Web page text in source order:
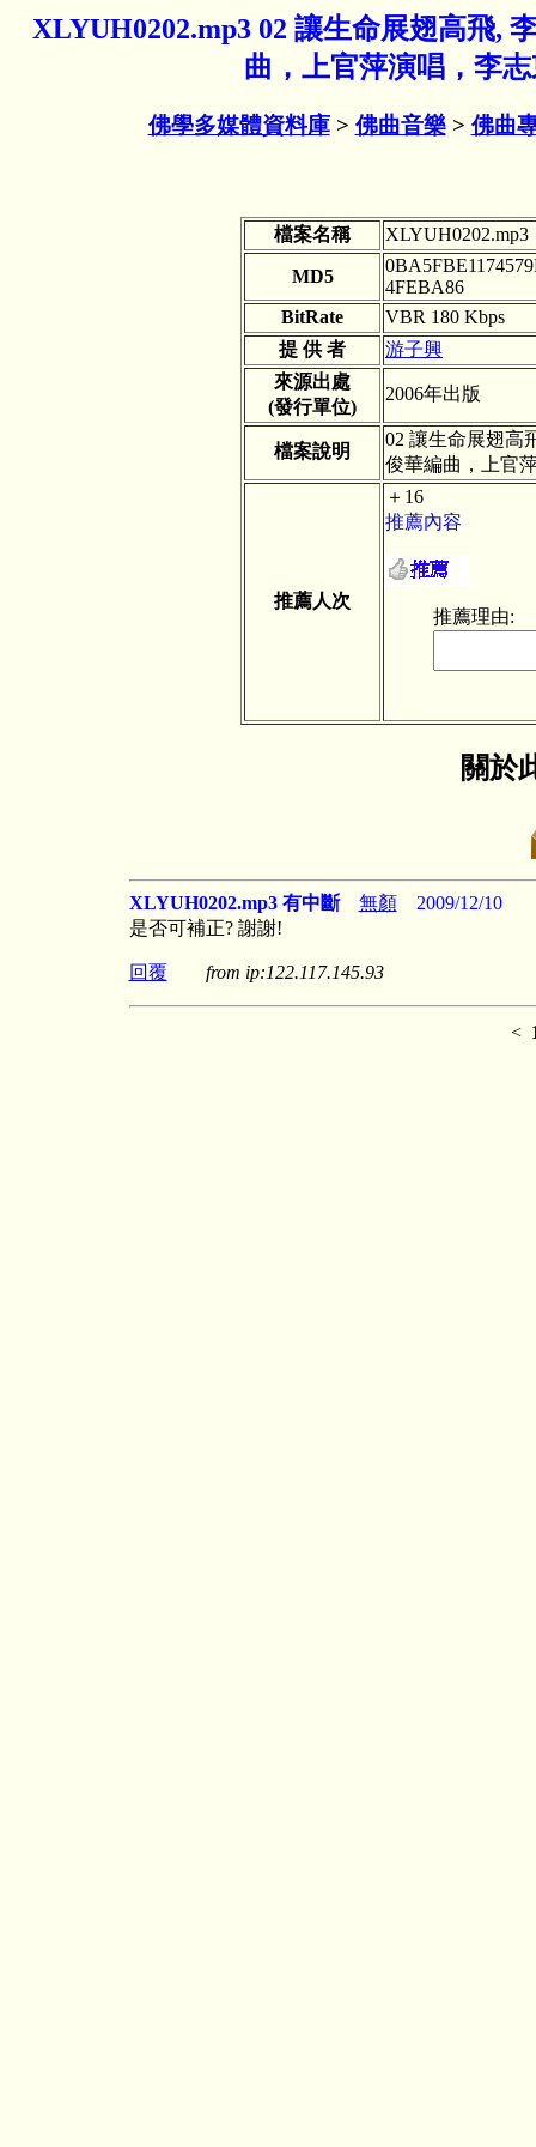
XLYUH0202.mp3 02 讓生命展翅高飛,
曲，上官萍演唱，李
佛學多媒體資料庫> 佛曲音樂> 佛曲
檔案名稱 XLYUH0202.mp3
MD5
4FEBA86
BitRate
VBR 180 Kbps
提 供 者
游子興
來源出處
(發行單位)
2006年出版
檔案說明
02 讓生命展翅高
俊華編曲，上官
推薦人次
＋16
推薦內容
推薦理由:
關於
XLYUH0202.mp3 有中斷 無顏2009/12/10
是否可補正? 謝謝!
回覆 from ip:122.117.145.93
<